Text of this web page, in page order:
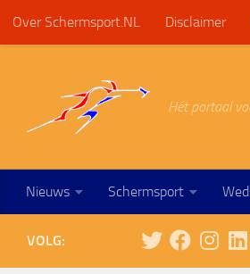
Doorgaan naar inhoud
Over Schermsport.NL Disclaimer
Hét portaal
Nieuws Schermsport
VOLG: